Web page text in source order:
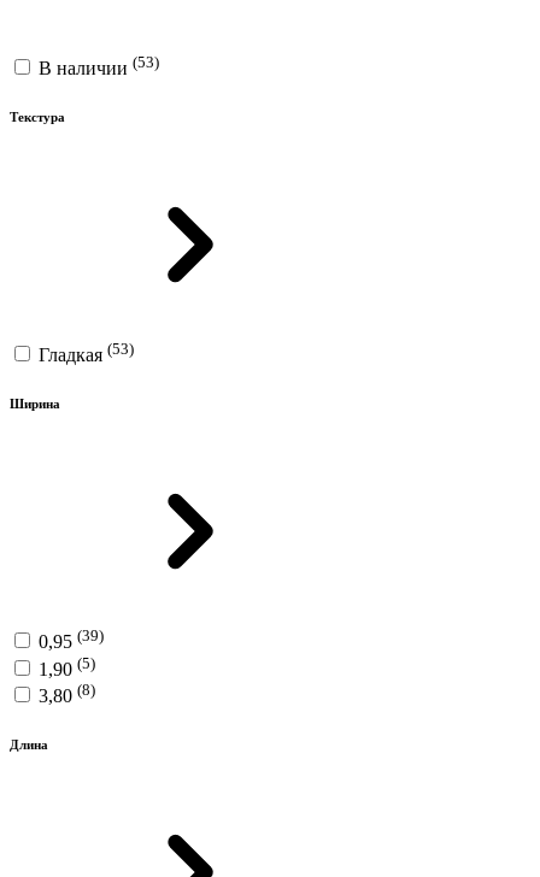
В наличии (53)
Текстура
Гладкая (53)
Ширина
0,95 (39)
1,90 (5)
3,80 (8)
Длина